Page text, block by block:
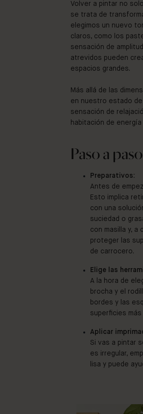
Volver a pintar no
se trata de
elegimos un nuevo
claros, como los
sensación de
atrevidos pueden
espacios grandes.
Más allá de las
en nuestro estado de
sensación de
habitación de energía
Paso a
Preparativos:
Antes de
Esto implica
con una
suciedad o
con masilla y, a
proteger las
de carrocero.
Elige las
A la hora de
brocha y el
bordes y las
superficies más
Aplicar
Si vas a pintar
es irregular,
lisa y puede